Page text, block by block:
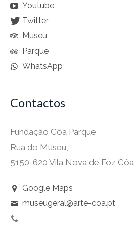
Youtube
Twitter
Museu
Parque
WhatsApp
Contactos
Fundação Côa Parque
Rua do Museu,
5150-620 Vila Nova de Foz
Google Maps
museugeral@arte-coa.pt